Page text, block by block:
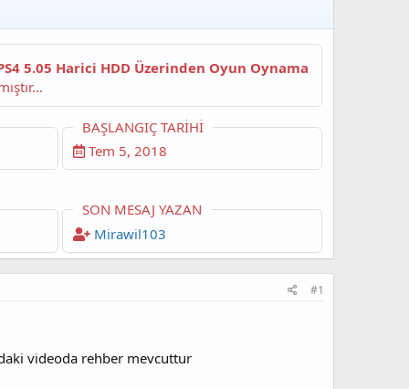
5.05 Harici HDD Üzerinden Oyun Oynama
puanı almıştır...
BAŞLANGIÇ TARIHI
Tem 5, 2018
SON MESAJ YAZAN
Mirawil103
#1
videoda rehber mevcuttur